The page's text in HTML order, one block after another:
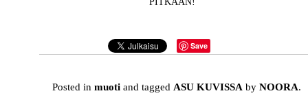
Save
Posted inmuoti and tagged ASU KUVISSA byNOORA.